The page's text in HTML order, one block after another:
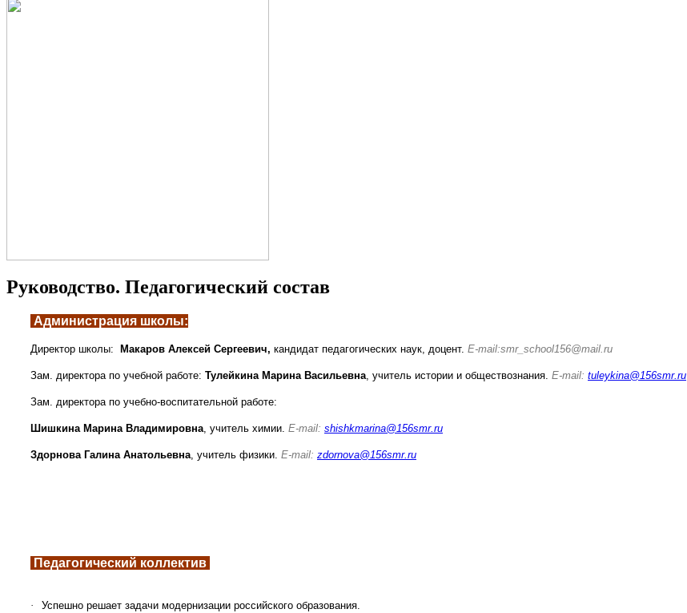
Руководство. Педагогический состав
Администрация школы:
Директор школы: Макаров Алексей Сергеевич, кандидат педагогических наук, доцент. E-mail:smr_school156@mail.ru
Зам. директора по учебной работе: Тулейкина Марина Васильевна учитель истории и обществознания. E-mail: tuleykina@156smr.ru
Зам. директора по учебно-воспитательной работе:
Шишкина Марина Владимировна учитель химии. E-mail: shishkmarina@156smr.ru
Здорнова Галина Анатольевна , учитель физики. E-mail: zdornova@156smr.ru
Педагогический коллектив
·
Успешно решает задачи модернизации российского образования.